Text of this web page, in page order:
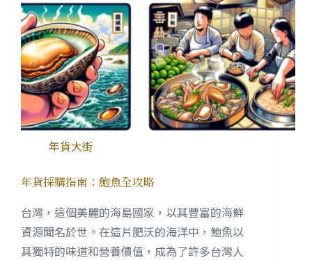
年貨大街
年貨採購指南：鮑魚全攻略
台灣，這個美麗的海島國家，以其豐富的海鮮
資源聞名於世。在這片肥沃的海洋中，鮑魚以
其獨特的味道和營養價值，成為了許多台灣人